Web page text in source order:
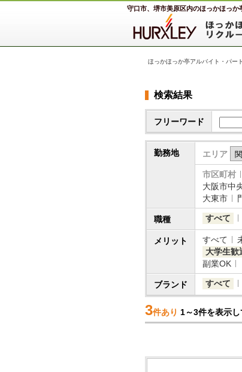
守口市、堺市美原区内のほっかほっか
ほっかほっか亭アルバイト・パー
検索結果
フリーワード
勤務地 エリア
市区町村
大阪市中
大東市
職種 すべて
メリット すべて
大学生歓
副業OK
ブランド すべて
3件あり 1～3件を表示